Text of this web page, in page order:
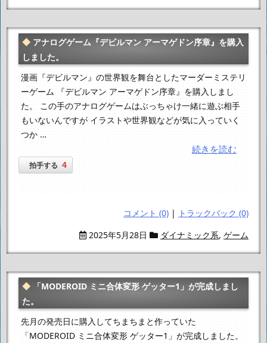
アナログゲーム『デビルマン アーマゲドン序章』を購入
しました。
漫画『デビルマン』の世界観を舞台としたマーダーミステリ
ーゲーム 『デビルマン アーマゲドン序章』を購入しまし
た。 この手のアナログゲームはぶっちゃけ一緒に遊ぶ相手
もいないんですが イラストや世界観などが気に入っていく
つか …
続きを読む
拍手する 4
コメント (0) |
トラックバック (0)
2025年5月28日
ダイナミック系, ゲーム
「MODEROID ミニ合体変形 ゲッター1」が完成しまし
た。
先月の発売日に購入してちまちまと作っていた
「MODEROID ミニ合体変形 ゲッター1」が完成しました。